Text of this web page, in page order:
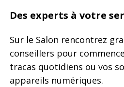
Des experts à votre
Sur le Salon rencontrez
conseillers pour
tracas quotidiens ou vos
appareils numériques.